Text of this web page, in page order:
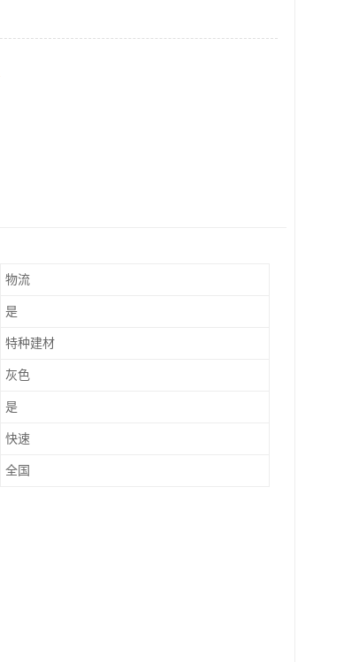
物流
是
特种建材
灰色
是
快速
全国